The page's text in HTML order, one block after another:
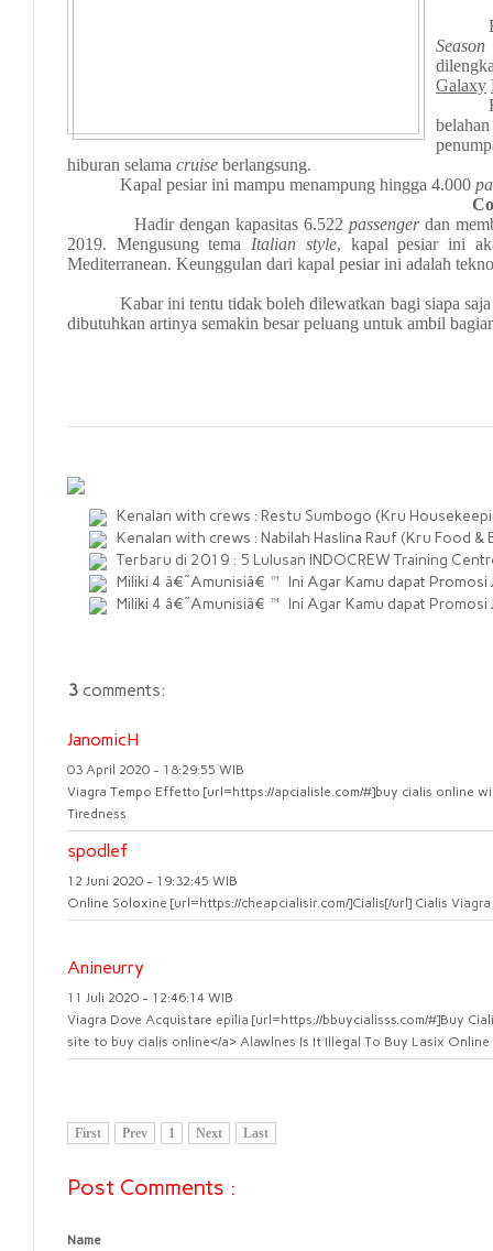
Season
Galaxy
hiburan selama cruise berlangsung.
Kapal pesiar ini mampu menampung hingga 4.000
Hadir dengan kapasitas 6.522passengerdan
2019. Mengusung tema Italian style, kapal pesiar ini
Mediterranean. Keunggulan dari kapal pesiar ini adalah
Kabar ini tentu tidak boleh dilewatkan bagi siapa
dibutuhkan artinya semakin besar peluang untuk ambil
Kenalan with crews : Restu Sumbogo (Kru
Kenalan with crews : Nabilah Haslina Rauf (Kru Food
Terbaru di 2019 : 5 Lulusan INDOCREW Training
Miliki 4 â€˜Amunisiâ€™ Ini Agar Kamu dapat Promosi
Miliki 4 â€˜Amunisiâ€™ Ini Agar Kamu dapat Promosi
3 comments:
JanomicH
03 April 2020 - 18:29:55 WIB
Viagra Tempo Effetto [url=https://apcialisle.com/#]buy cialis online
Tiredness
spodlef
12 Juni 2020 - 19:32:45 WIB
Online Soloxine [url=https://cheapcialisir.com/]Cialis[/url] Cialis
Anineurry
11 Juli 2020 - 12:46:14 WIB
Viagra Dove Acquistare epilia [url=https://bbuycialisss.com/#]Buy
site to buy cialis online</a> Alawlnes Is It Illegal To Buy Lasix Online
First Prev 1 Next Last
Post Comments :
Name